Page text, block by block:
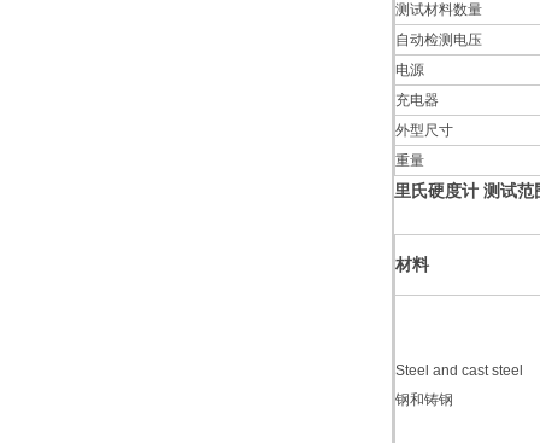
测试材料数量
自动检测电压
电源
充电器
外型尺寸
重量
里氏硬度计 测试范
材料
Steel and cast steel
钢和铸钢